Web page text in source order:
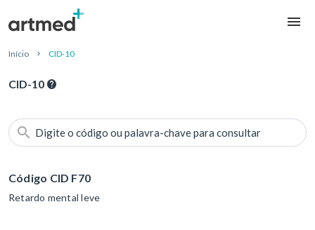
Início CID-10
CID-10
Digite o código ou palavra-chave para consultar
Código CID F70
Retardo mental leve